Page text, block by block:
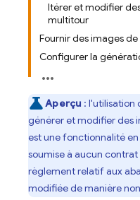
Itérer et modifier
multitour
Fournir des images
Configurer la
Aperçu : l'utilisation
générer et modifier des
est une fonctionnalité
soumise à aucun
règlement relatif aux
modifiée de manière